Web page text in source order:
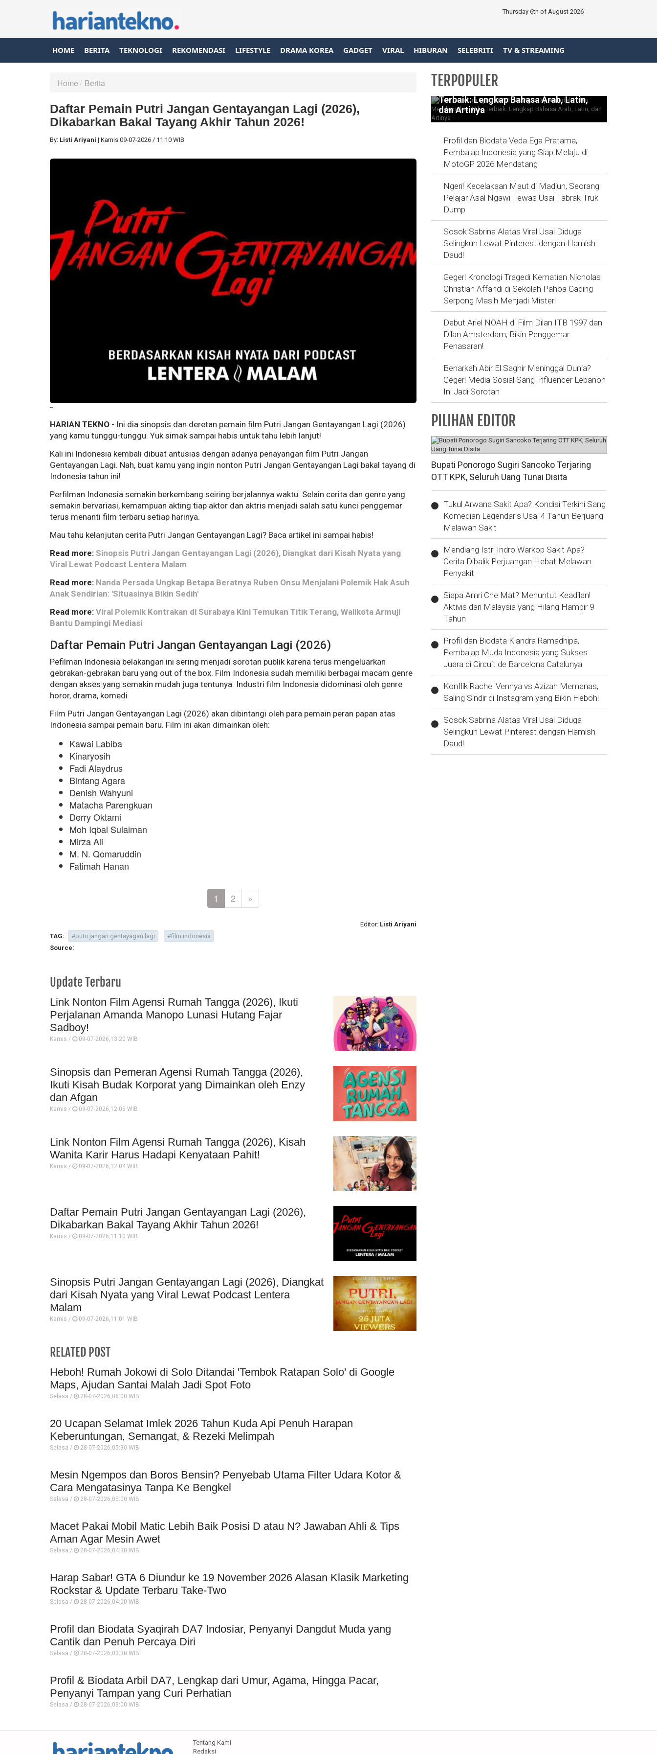
Thursday 6th of August 2026
HOME BERITA TEKNOLOGI REKOMENDASI LIFESTYLE DRAMA KOREA GADGET VIRAL HIBURAN SELEBRITI TV & STREAMING
Home Berita
Daftar Pemain Putri Jangan Gentayangan Lagi (2026),
Dikabarkan Bakal Tayang Akhir Tahun 2026!
By: Listi Ariyani | Kamis 09-07-2026 / 11:10 WIB
--
HARIAN TEKNO - Ini dia sinopsis dan deretan pemain film Putri Jangan Gentayangan Lagi (2026)
yang kamu tunggu-tunggu. Yuk simak sampai habis untuk tahu lebih lanjut!
Kali ini Indonesia kembali dibuat antusias dengan adanya penayangan film Putri Jangan
Gentayangan Lagi. Nah, buat kamu yang ingin nonton Putri Jangan Gentayangan Lagi bakal tayang di
Indonesia tahun ini!
Perfilman Indonesia semakin berkembang seiring berjalannya waktu. Selain cerita dan genre yang
semakin bervariasi, kemampuan akting tiap aktor dan aktris menjadi salah satu kunci penggemar
terus menanti film terbaru setiap harinya.
Mau tahu kelanjutan cerita Putri Jangan Gentayangan Lagi? Baca artikel ini sampai habis!
Read more: Sinopsis Putri Jangan Gentayangan Lagi (2026), Diangkat dari Kisah Nyata yang
Viral Lewat Podcast Lentera Malam
Read more: Nanda Persada Ungkap Betapa Beratnya Ruben Onsu Menjalani Polemik Hak Asuh
Anak Sendirian: 'Situasinya Bikin Sedih'
Read more: Viral Polemik Kontrakan di Surabaya Kini Temukan Titik Terang, Walikota Armuji
Bantu Dampingi Mediasi
Daftar Pemain Putri Jangan Gentayangan Lagi (2026)
Pefilman Indonesia belakangan ini sering menjadi sorotan publik karena terus mengeluarkan
gebrakan-gebrakan baru yang out of the box. Film Indonesia sudah memiliki berbagai macam genre
dengan akses yang semakin mudah juga tentunya. Industri film Indonesia didominasi oleh genre
horor, drama, komedi
Film Putri Jangan Gentayangan Lagi (2026) akan dibintangi oleh para pemain peran papan atas
Indonesia sampai pemain baru. Film ini akan dimainkan oleh:
Kawai Labiba
Kinaryosih
Fadi Alaydrus
Bintang Agara
Denish Wahyuni
Matacha Parengkuan
Derry Oktami
Moh Iqbal Sulaiman
Mirza Ali
M. N. Qomaruddin
Fatimah Hanan
1 2 »
Editor: Listi Ariyani
TAG:
#putri jangan gentayagan lagi
#film indonesia
Source:
Update Terbaru
Link Nonton Film Agensi Rumah Tangga (2026), Ikuti
Perjalanan Amanda Manopo Lunasi Hutang Fajar
Sadboy!
Kamis / 09-07-2026,13:20 WIB
Sinopsis dan Pemeran Agensi Rumah Tangga (2026),
Ikuti Kisah Budak Korporat yang Dimainkan oleh Enzy
dan Afgan
Kamis / 09-07-2026,12:05 WIB
Link Nonton Film Agensi Rumah Tangga (2026), Kisah
Wanita Karir Harus Hadapi Kenyataan Pahit!
Kamis / 09-07-2026,12:04 WIB
Daftar Pemain Putri Jangan Gentayangan Lagi (2026),
Dikabarkan Bakal Tayang Akhir Tahun 2026!
Kamis / 09-07-2026,11:10 WIB
Sinopsis Putri Jangan Gentayangan Lagi (2026), Diangkat
dari Kisah Nyata yang Viral Lewat Podcast Lentera
Malam
Kamis / 09-07-2026,11:01 WIB
RELATED POST
Heboh! Rumah Jokowi di Solo Ditandai 'Tembok Ratapan Solo' di Google
Maps, Ajudan Santai Malah Jadi Spot Foto
Selasa / 28-07-2026,06:00 WIB
20 Ucapan Selamat Imlek 2026 Tahun Kuda Api Penuh Harapan
Keberuntungan, Semangat, & Rezeki Melimpah
Selasa / 28-07-2026,05:30 WIB
Mesin Ngempos dan Boros Bensin? Penyebab Utama Filter Udara Kotor &
Cara Mengatasinya Tanpa Ke Bengkel
Selasa / 28-07-2026,05:00 WIB
Macet Pakai Mobil Matic Lebih Baik Posisi D atau N? Jawaban Ahli & Tips
Aman Agar Mesin Awet
Selasa / 28-07-2026,04:30 WIB
Harap Sabar! GTA 6 Diundur ke 19 November 2026 Alasan Klasik Marketing
Rockstar & Update Terbaru Take-Two
Selasa / 28-07-2026,04:00 WIB
Profil dan Biodata Syaqirah DA7 Indosiar, Penyanyi Dangdut Muda yang
Cantik dan Penuh Percaya Diri
Selasa / 28-07-2026,03:30 WIB
Profil & Biodata Arbil DA7, Lengkap dari Umur, Agama, Hingga Pacar,
Penyanyi Tampan yang Curi Perhatian
Selasa / 28-07-2026,03:00 WIB
TERPOPULER
Doa Sebelum Ujian TKA 2026 Agar
Dipermudahh dan Mendapatkan Nilai
Terbaik: Lengkap Bahasa Arab, Latin,
dan Artinya
Profil dan Biodata Veda Ega Pratama,
Pembalap Indonesia yang Siap Melaju di
MotoGP 2026 Mendatang
Ngeri! Kecelakaan Maut di Madiun, Seorang
Pelajar Asal Ngawi Tewas Usai Tabrak Truk
Dump
Sosok Sabrina Alatas Viral Usai Diduga
Selingkuh Lewat Pinterest dengan Hamish
Daud!
Geger! Kronologi Tragedi Kematian Nicholas
Christian Affandi di Sekolah Pahoa Gading
Serpong Masih Menjadi Misteri
Debut Ariel NOAH di Film Dilan ITB 1997 dan
Dilan Amsterdam, Bikin Penggemar
Penasaran!
Benarkah Abir El Saghir Meninggal Dunia?
Geger! Media Sosial Sang Influencer Lebanon
Ini Jadi Sorotan
PILIHAN EDITOR
Bupati Ponorogo Sugiri Sancoko Terjaring
OTT KPK, Seluruh Uang Tunai Disita
Tukul Arwana Sakit Apa? Kondisi Terkini Sang
Komedian Legendaris Usai 4 Tahun Berjuang
Melawan Sakit
Mendiang Istri Indro Warkop Sakit Apa?
Cerita Dibalik Perjuangan Hebat Melawan
Penyakit
Siapa Amri Che Mat? Menuntut Keadilan!
Aktivis dari Malaysia yang Hilang Hampir 9
Tahun
Profil dan Biodata Kiandra Ramadhipa,
Pembalap Muda Indonesia yang Sukses
Juara di Circuit de Barcelona Catalunya
Konflik Rachel Vennya vs Azizah Memanas,
Saling Sindir di Instagram yang Bikin Heboh!
Sosok Sabrina Alatas Viral Usai Diduga
Selingkuh Lewat Pinterest dengan Hamish
Daud!
Tentang Kami
Redaksi